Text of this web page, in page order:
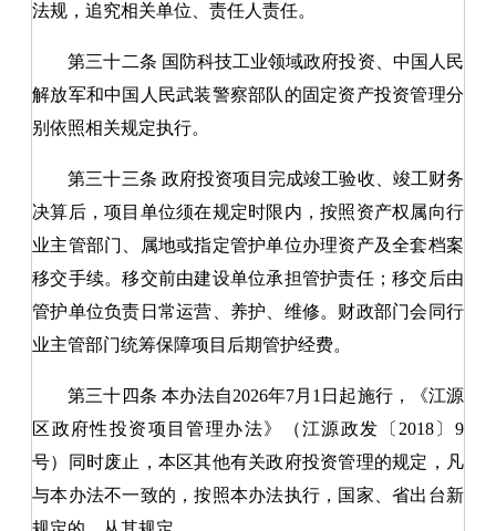
法规，追究相关单位、责任人责任。
第三十二条 国防科技工业领域政府投资、中国人民
解放军和中国人民武装警察部队的固定资产投资管理分
别依照相关规定执行。
第三十三条 政府投资项目完成竣工验收、竣工财务
决算后，项目单位须在规定时限内，按照资产权属向行
业主管部门、属地或指定管护单位办理资产及全套档案
移交手续。移交前由建设单位承担管护责任；移交后由
管护单位负责日常运营、养护、维修。财政部门会同行
业主管部门统筹保障项目后期管护经费。
第三十四条 本办法自2026年7月1日起施行，《江源
区政府性投资项目管理办法》（江源政发〔2018〕9
号）同时废止，本区其他有关政府投资管理的规定，凡
与本办法不一致的，按照本办法执行，国家、省出台新